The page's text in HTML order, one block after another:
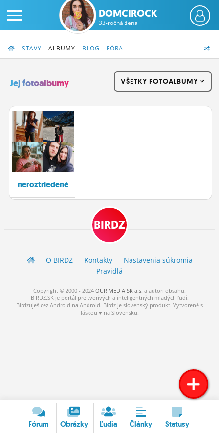
ČINŽIAK
FÓRUM
STATUSY
BLOGY
ROLETA
DOMCIROCK
33-ročná žena
STAVY ALBUMY BLOG FÓRA
Jej fotoalbumy VŠETKY FOTOALBUMY
neroztriedené
BIRDZ
O BIRDZ Kontakty
Nastavenia súkromia
Pravidlá
Copyright © 2000 - 2024 OUR MEDIA SR a.s. a autori obsahu.
BIRDZ.SK je portál pre tvorivých a inteligentných mladých ľudí.
Birdzuješ cez Android na Android. Birdz je slovenský produkt. Vytvorené s
láskou ♥ na Slovensku.
Fórum Obrázky Ľudia Články Statusy